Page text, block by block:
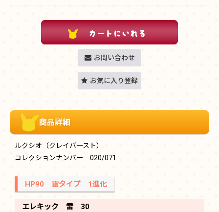
お問い合わせ
お気に入り登録
商品詳細
ルクシオ（クレイバースト）
コレクションナンバー 020/071
HP90 雷タイプ 1進化
エレキック 雷 30